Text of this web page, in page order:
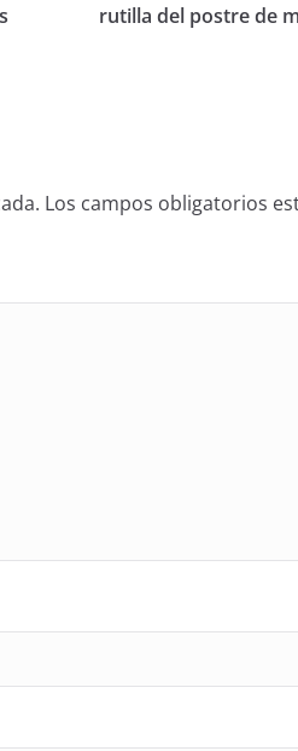
rutilla del postre de
Los campos obligatorios